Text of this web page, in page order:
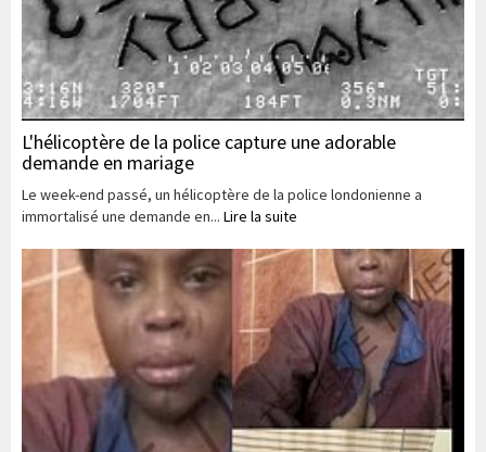
L'hélicoptère de la police capture une adorable
demande en mariage
Le week-end passé, un hélicoptère de la police londonienne a
immortalisé une demande en... Lire la suite